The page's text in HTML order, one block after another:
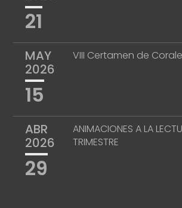
21
MAY
2026
15
VIII Certamen de
ABR
2026
29
ANIMACIONES A LA
TRIMESTRE